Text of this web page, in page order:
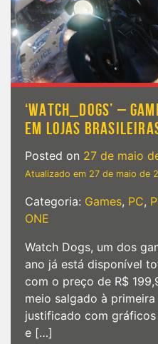
‘WATCH_DOGS’ –
EM LOJAS
Posted on 27 de maio
Atualizado em 27 de maio de
Categoria: Games, PC,
ONE
Watch Dogs, um dos
ano já está disponível
com o preço de R$
meio salgado à
justificado com
e […]